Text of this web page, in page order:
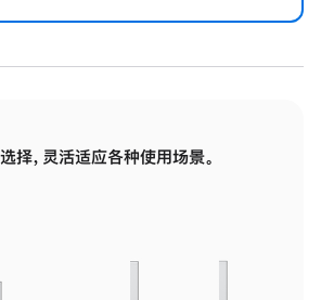
择，灵活适应各种使用场景。